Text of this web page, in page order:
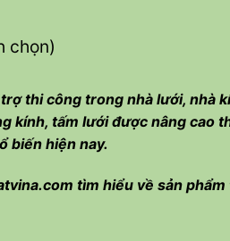
chọn)
thi công trong nhà lưới, nhà
kính, tấm lưới được nâng cao
biến hiện nay.
tìm hiểu về sản